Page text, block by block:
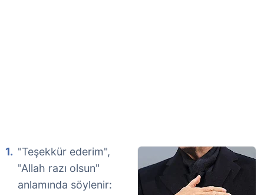
"Teşekkür ederim",
"Allah razı olsun"
anlamında söylenir: